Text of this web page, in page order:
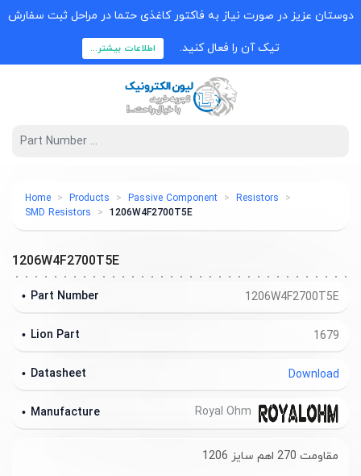
دوستان عزیز در صورت نیاز به فاکتور کاغذی حتما در مراحل ثبت سفارش
تیک آن را فعال کنید. اطلاعات بیشتر...
Home Products Passive Component
Resistors
SMD Resistors
1206W4F2700T5E
1206W4F2700T5E
1206W4F2700T5E
Part Number
1679
Lion Part
Download
Datasheet
Manufacture
مقاومت 270 اهم سایز 1206